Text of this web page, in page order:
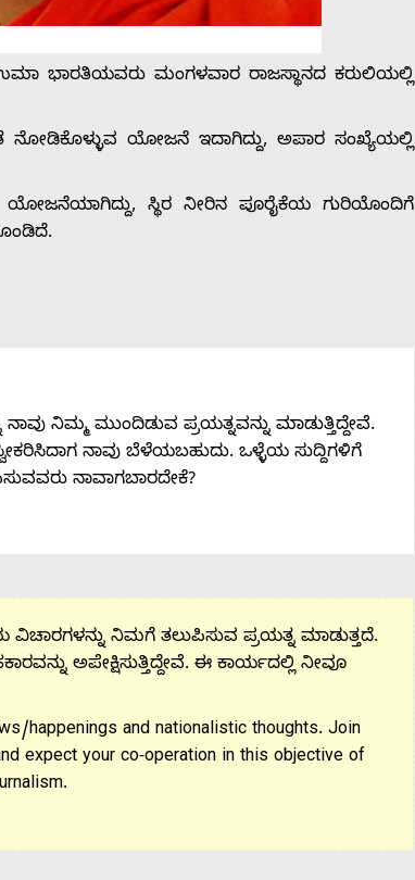
ಭಾರತಿಯವರು ಮಂಗಳವಾರ ರಾಜಸ್ಥಾನದ ಕರುಲಿಯಲ್ಲಿ
ನೋಡಿಕೊಳ್ಳುವ ಯೋಜನೆ ಇದಾಗಿದ್ದು, ಅಪಾರ ಸಂಖ್ಯೆಯಲ್ಲಿ
ಸ್ಥಿರ ನೀರಿನ ಪೂರೈಕೆಯ ಗುರಿಯೊಂದಿಗೆ
ನಿಮ್ಮ ಮುಂದಿಡುವ ಪ್ರಯತ್ನವನ್ನು ಮಾಡುತ್ತಿದ್ದೇವೆ.
ನಾವು ಬೆಳೆಯಬಹುದು. ಒಳ್ಳೆಯ ಸುದ್ದಿಗಳಿಗೆ
ನಾವಾಗಬಾರದೇಕೆ?
ವಿಚಾರಗಳನ್ನು ನಿಮಗೆ ತಲುಪಿಸುವ ಪ್ರಯತ್ನ ಮಾಡುತ್ತದೆ.
ಅಪೇಕ್ಷಿಸುತ್ತಿದ್ದೇವೆ. ಈ ಕಾರ್ಯದಲ್ಲಿ ನೀವೂ
happenings and nationalistic thoughts. Join
expect your co-operation in this objective of